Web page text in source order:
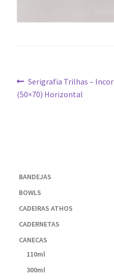
Navegação
de
Post
anterior:
Serigrafia Trilhas – Incor
(50×70) Horizontal
BANDEJAS
BOWLS
CADEIRAS ATHOS
CADERNETAS
CANECAS
110ml
300ml